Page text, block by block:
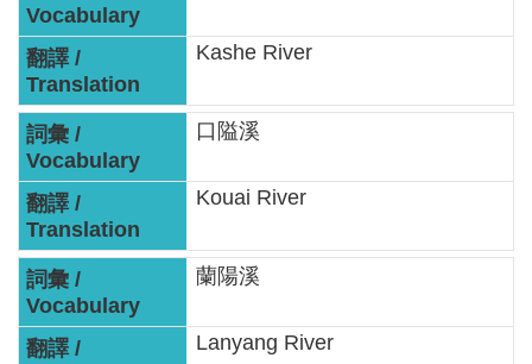
頁
意
見
信
箱
常
見
問
答
Kashe River
口隘溪
Kouai River
蘭陽溪
Lanyang River